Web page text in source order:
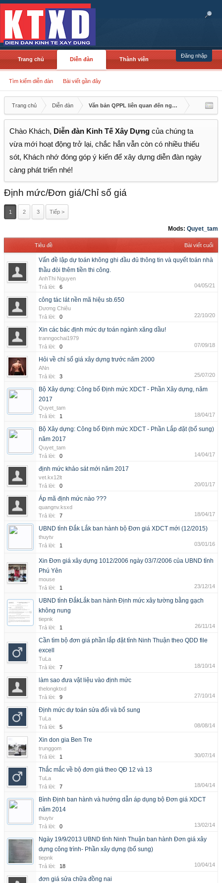
Đăng nhập
Trang chủ Diễn đàn
Tìm kiếm diễn đàn Bài viết gần đây
Thành viên
Trang chủ Diễn đàn Văn bản QPPL liên quan đến ngành Kinh tế xây
Chào Khách, Diễn đàn Kinh Tế Xây Dựng của chúng ta
vừa mới hoạt động trở lại, chắc hẳn vẫn còn có nhiều thiếu
sót, Khách nhớ đóng góp ý kiến để xây dựng diễn đàn ngày
càng phát triển nhé!
Định mức/Đơn giá/Chỉ số giá
1 2 3 Tiếp >
Mods: Quyet_tam
Tiêu đề Bài viết cuối
Vấn đề lập dự toán không ghi đầu đủ thông tin và quyết toán nhà
thầu đòi thêm tiền thi công.
AnhThi Nguyen
Trả lời:
6 04/05/21
công tác lát nền mã hiệu sb.650
Dương Chiêu
Trả lời:
0 22/10/20
Xin các bác định mức dự toán ngành xăng dầu!
tranngochai1979
Trả lời:
0 07/09/18
Hỏi về chỉ số giá xây dựng trước năm 2000
ANn
Trả lời:
3 25/07/20
Bộ Xây dựng: Công bố Định mức XDCT - Phần Xây dựng, năm
2017
Quyet_tam
Trả lời:
1 18/04/17
Bộ Xây dựng: Công bố Định mức XDCT - Phần Lắp đặt (bổ sung)
năm 2017
Quyet_tam
Trả lời:
0 14/04/17
định mức khảo sát mới năm 2017
vet.kx12lt
Trả lời:
0 20/01/17
Áp mã định mức nào ???
quangnv.ksxd
Trả lời:
7 18/04/17
UBND tỉnh Đắk Lắk ban hành bộ Đơn giá XDCT mới (12/2015)
thuytv
Trả lời:
1 03/01/16
Xin Đơn giá xây dựng 1012/2006 ngày 03/7/2006 của UBND tỉnh
Phú Yên
mouse
Trả lời:
1 23/12/14
UBND tỉnh ĐắkLắk ban hành Định mức xây tường bằng gạch
không nung
tiepnk
Trả lời:
1 26/11/14
Cần tìm bộ đơn giá phần lắp đặt tỉnh Ninh Thuận theo QDD file
excell
TuLa
Trả lời:
7 18/10/14
làm sao đưa vật liệu vào định mức
thelongktxd
Trả lời:
9 27/10/14
Định mức dự toán sửa đổi và bổ sung
TuLa
Trả lời:
5 08/08/14
Xin don gia Ben Tre
trunggom
Trả lời:
1 30/07/14
Thắc mắc về bộ đơn giá theo QĐ 12 và 13
TuLa
Trả lời:
7 18/04/14
Bình Định ban hành và hướng dẫn áp dụng bộ Đơn giá XDCT
năm 2014
thuytv
Trả lời:
0 13/02/14
Ngày 19/9/2013 UBND tỉnh Ninh Thuận ban hành Đơn giá xây
dựng công trình- Phần xây dựng (bổ sung)
tiepnk
Trả lời:
18 10/04/14
đơn giá sửa chữa đồng nai